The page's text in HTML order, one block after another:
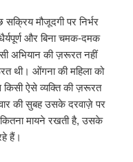
सक्रिय मौजूदगी पर निर्भर
और बिना चमक-दमक
अभियान की ज़रूरत नहीं
थी। ओंगना की महिला को
ऐसे व्यक्ति की ज़रूरत
की सुबह उसके दरवाज़े पर
मायने रखती है, उसके
हैं।